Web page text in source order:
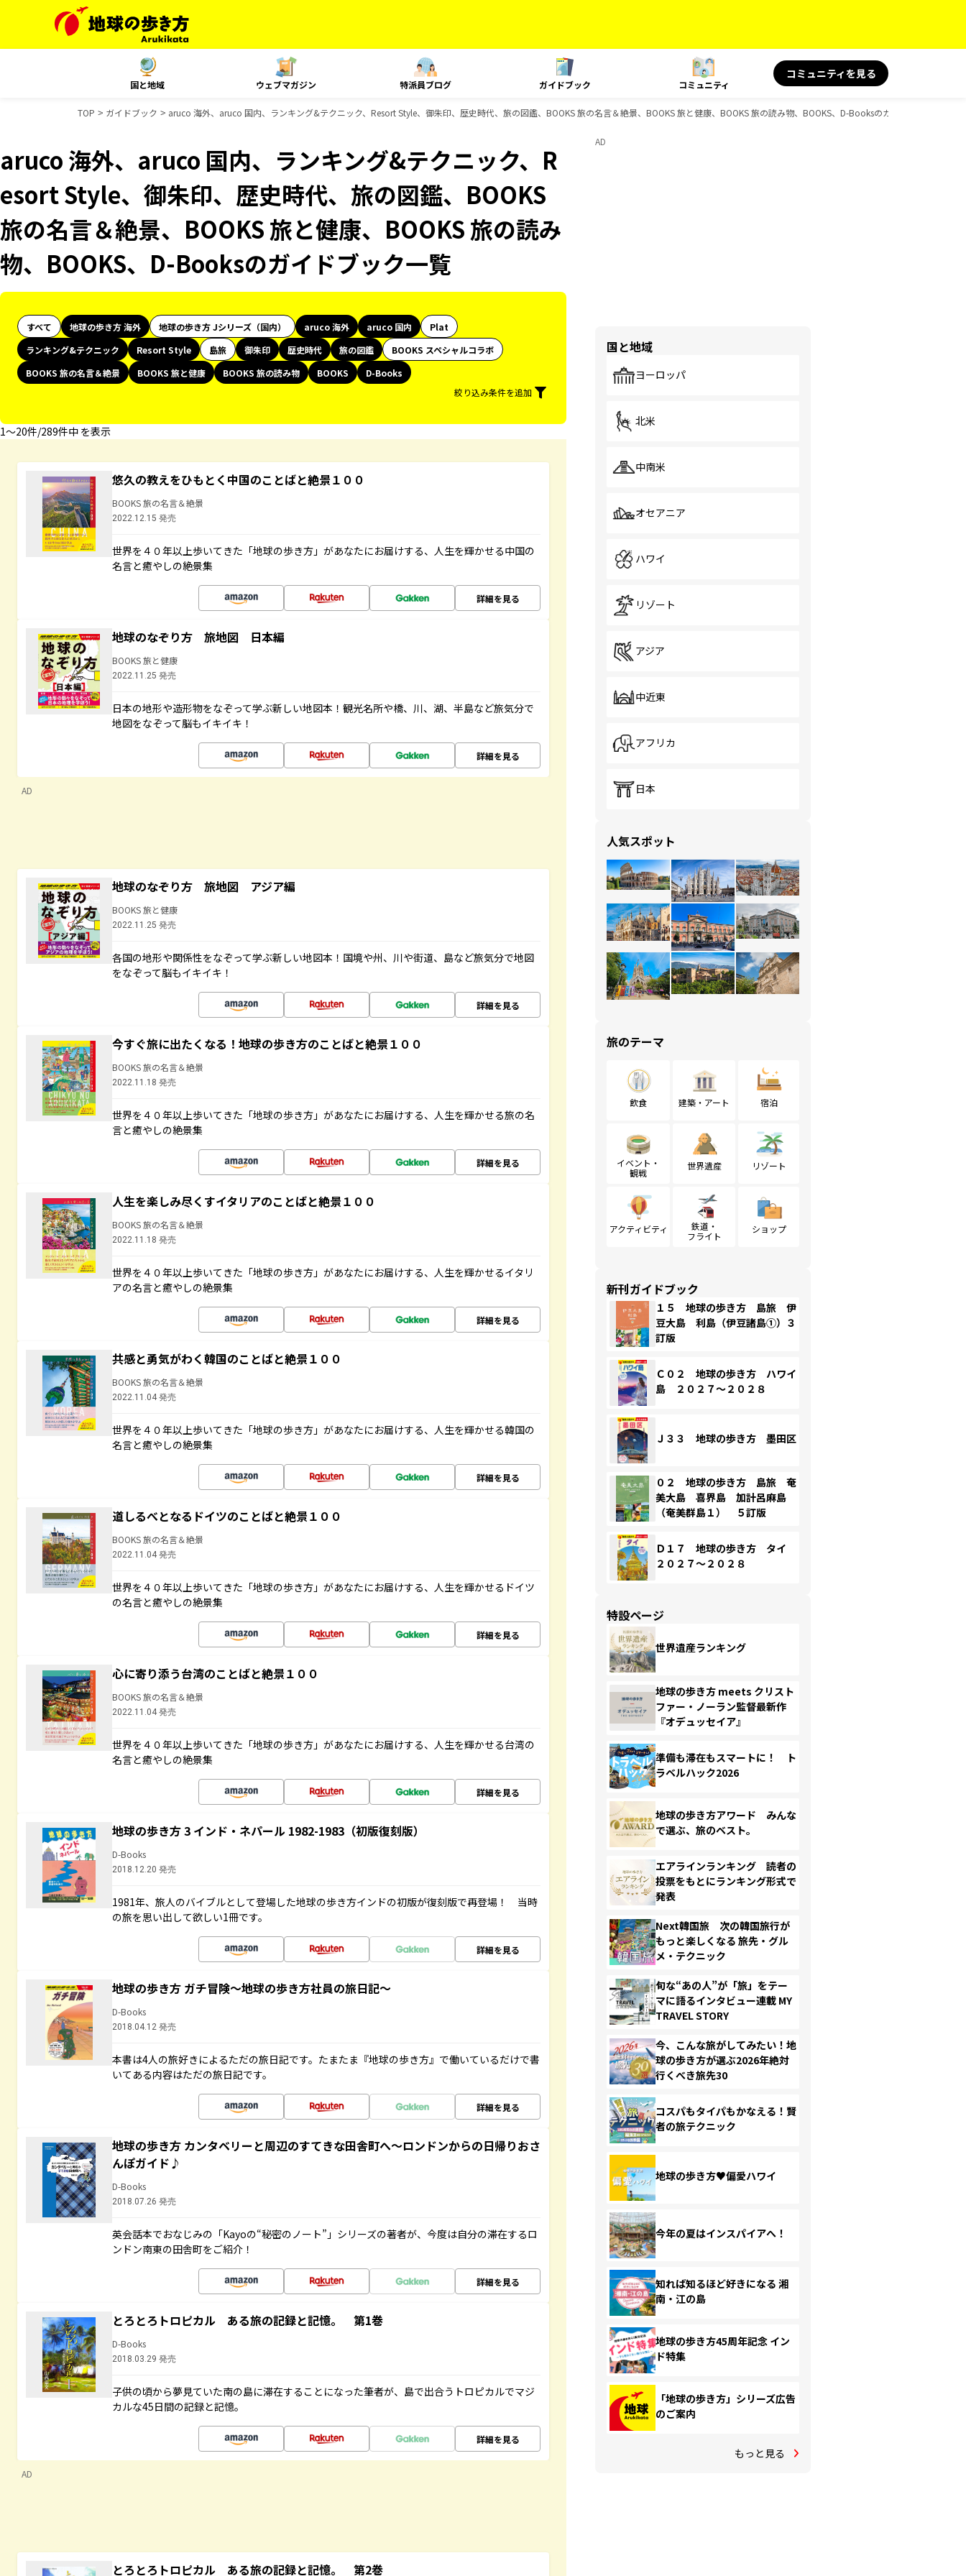
国と地域 ウェブマガジン 特派員ブログ ガイドブック コミュニティ
コミュニティを見る
TOP ガイドブック aruco 海外、aruco 国内、ランキング&テクニック、Resort Style、御朱印、歴史時代、旅の図鑑、BOOKS 旅の名言＆絶景、BOOKS 旅と健康、BOOKS 旅の読み物、BOOKS、D-Booksのガイドブック一覧
aruco 海外、aruco 国内、ランキング&テクニック、R
esort Style、御朱印、歴史時代、旅の図鑑、BOOKS
旅の名言＆絶景、BOOKS 旅と健康、BOOKS 旅の読み
物、BOOKS、D-Booksのガイドブック一覧
すべて 地球の歩き方 海外 地球の歩き方 Jシリーズ（国内） aruco 海外 aruco 国内
Plat
ランキング&テクニック
Resort Style 島旅 御朱印 歴史時代 旅の図鑑
BOOKS スペシャルコラボ
BOOKS 旅の名言＆絶景
BOOKS 旅と健康 BOOKS 旅の読み物 BOOKS
D-Books
絞り込み条件を追加
1〜20件/289件中 を表示
悠久の教えをひもとく中国のことばと絶景１００
BOOKS 旅の名言＆絶景
2022.12.15 発売
世界を４０年以上歩いてきた「地球の歩き方」があなたにお届けする、人生を輝かせる中国の
名言と癒やしの絶景集
詳細を見る
地球のなぞり方 旅地図 日本編
BOOKS 旅と健康
2022.11.25 発売
日本の地形や造形物をなぞって学ぶ新しい地図本！観光名所や橋、川、湖、半島など旅気分で
地図をなぞって脳もイキイキ！
詳細を見る
AD
地球のなぞり方 旅地図 アジア編
BOOKS 旅と健康
2022.11.25 発売
各国の地形や関係性をなぞって学ぶ新しい地図本！国境や州、川や街道、島など旅気分で地図
をなぞって脳もイキイキ！
詳細を見る
今すぐ旅に出たくなる！地球の歩き方のことばと絶景１００
BOOKS 旅の名言＆絶景
2022.11.18 発売
世界を４０年以上歩いてきた「地球の歩き方」があなたにお届けする、人生を輝かせる旅の名
言と癒やしの絶景集
詳細を見る
人生を楽しみ尽くすイタリアのことばと絶景１００
BOOKS 旅の名言＆絶景
2022.11.18 発売
世界を４０年以上歩いてきた「地球の歩き方」があなたにお届けする、人生を輝かせるイタリ
アの名言と癒やしの絶景集
詳細を見る
共感と勇気がわく韓国のことばと絶景１００
BOOKS 旅の名言＆絶景
2022.11.04 発売
世界を４０年以上歩いてきた「地球の歩き方」があなたにお届けする、人生を輝かせる韓国の
名言と癒やしの絶景集
詳細を見る
道しるべとなるドイツのことばと絶景１００
BOOKS 旅の名言＆絶景
2022.11.04 発売
世界を４０年以上歩いてきた「地球の歩き方」があなたにお届けする、人生を輝かせるドイツ
の名言と癒やしの絶景集
詳細を見る
心に寄り添う台湾のことばと絶景１００
BOOKS 旅の名言＆絶景
2022.11.04 発売
世界を４０年以上歩いてきた「地球の歩き方」があなたにお届けする、人生を輝かせる台湾の
名言と癒やしの絶景集
詳細を見る
地球の歩き方 3 インド・ネパール 1982-1983（初版復刻版）
D-Books
2018.12.20 発売
1981年、旅人のバイブルとして登場した地球の歩き方インドの初版が復刻版で再登場！ 当時
の旅を思い出して欲しい1冊です。
詳細を見る
地球の歩き方 ガチ冒険～地球の歩き方社員の旅日記～
D-Books
2018.04.12 発売
本書は4人の旅好きによるただの旅日記です。たまたま『地球の歩き方』で働いているだけで書
いてある内容はただの旅日記です。
詳細を見る
地球の歩き方 カンタベリーと周辺のすてきな田舎町へ～ロンドンからの日帰りおさ
んぽガイド♪
D-Books
2018.07.26 発売
英会話本でおなじみの「Kayoの“秘密のノート”」シリーズの著者が、今度は自分の滞在するロ
ンドン南東の田舎町をご紹介！
詳細を見る
とろとろトロピカル ある旅の記録と記憶。 第1巻
D-Books
2018.03.29 発売
子供の頃から夢見ていた南の島に滞在することになった筆者が、島で出合うトロピカルでマジ
カルな45日間の記録と記憶。
詳細を見る
AD
とろとろトロピカル ある旅の記録と記憶。 第2巻
AD
国と地域
ヨーロッパ
北米
中南米
オセアニア
ハワイ
リゾート
アジア
中近東
アフリカ
日本
人気スポット
旅のテーマ
飲食 建築・アート 宿泊
イベント・
観戦
世界遺産 リゾート
アクティビティ
鉄道・
フライト
ショップ
新刊ガイドブック
１５ 地球の歩き方 島旅 伊
豆大島 利島（伊豆諸島①）３
訂版
Ｃ０２ 地球の歩き方 ハワイ
島 ２０２７～２０２８
Ｊ３３ 地球の歩き方 墨田区
０２ 地球の歩き方 島旅 奄
美大島 喜界島 加計呂麻島
（奄美群島１） ５訂版
Ｄ１７ 地球の歩き方 タイ
２０２７～２０２８
特設ページ
世界遺産ランキング
地球の歩き方 meets クリスト
ファー・ノーラン監督最新作
『オデュッセイア』
準備も滞在もスマートに！ ト
ラベルハック2026
地球の歩き方アワード みんな
で選ぶ、旅のベスト。
エアラインランキング 読者の
投票をもとにランキング形式で
発表
Next韓国旅 次の韓国旅行が
もっと楽しくなる 旅先・グル
メ・テクニック
旬な“あの人”が「旅」をテー
マに語るインタビュー連載 MY
TRAVEL STORY
今、こんな旅がしてみたい！地
球の歩き方が選ぶ2026年絶対
行くべき旅先30
コスパもタイパもかなえる！賢
者の旅テクニック
地球の歩き方♥偏愛ハワイ
今年の夏はインスパイアへ！
知れば知るほど好きになる 湘
南・江の島
地球の歩き方45周年記念 イン
ド特集
「地球の歩き方」シリーズ広告
のご案内
もっと見る